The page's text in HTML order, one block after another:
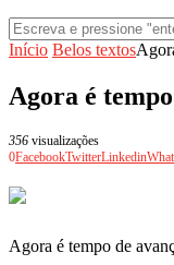
Início Belos textos
Agora é
356 visualizações
0FacebookTwitterLinkedin
Agora é tempo de